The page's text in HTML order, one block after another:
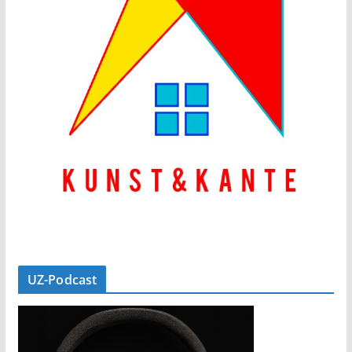
UZ-Podcast